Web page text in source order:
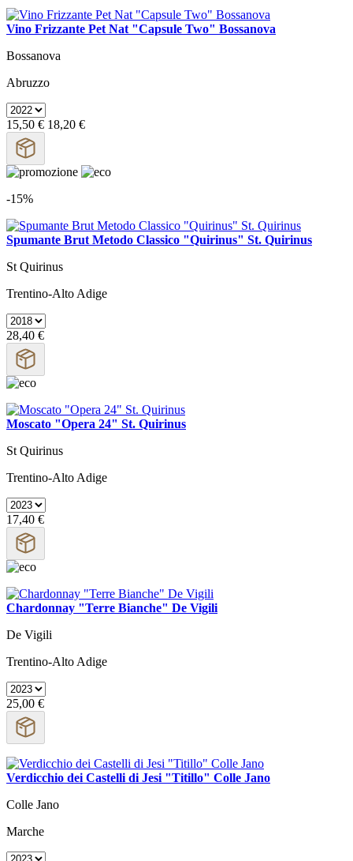
Vino Frizzante Pet Nat "Capsule Two" Bossanova
Bossanova
Abruzzo
15,50 € 18,20 €
-15%
Spumante Brut Metodo Classico "Quirinus" St. Quirinus
St Quirinus
Trentino-Alto Adige
28,40 €
Moscato "Opera 24" St. Quirinus
St Quirinus
Trentino-Alto Adige
17,40 €
Chardonnay "Terre Bianche" De Vigili
De Vigili
Trentino-Alto Adige
25,00 €
Verdicchio dei Castelli di Jesi "Titillo" Colle Jano
Colle Jano
Marche